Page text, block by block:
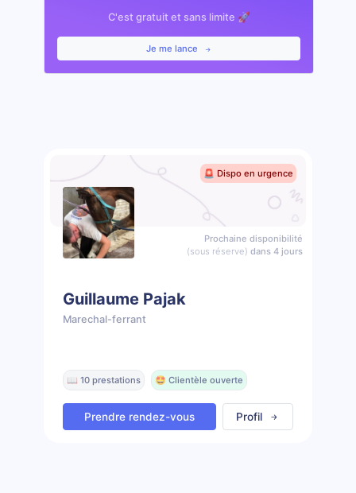
C'est gratuit et sans limite 🚀
Je me lance
🚨 Dispo en urgence
Prochaine disponibilité
(sous réserve) dans 4 jours
Guillaume Pajak
Marechal-ferrant
📖 10 prestations 🤩 Clientèle ouverte
Prendre rendez-vous Profil